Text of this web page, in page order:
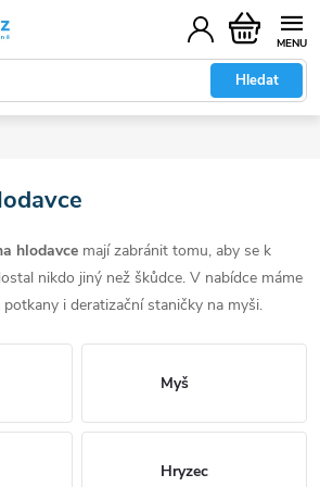
Hledat
Nákupní
košík
hlodavce mají zabránit tomu, aby se k
nikdo jiný než škůdce. V nabídce máme
i deratizační staničky na myši.
Myš
Hryzec